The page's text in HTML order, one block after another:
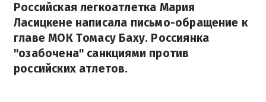
Российская легкоатлетка Мария
Ласицкене написала письмо-обращение к
главе МОК Томасу Баху. Россиянка
"озабочена" санкциями против
российских атлетов.